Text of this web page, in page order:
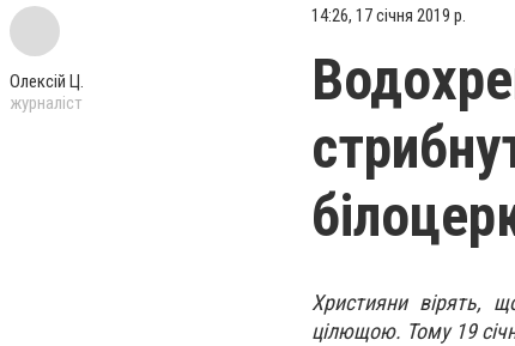
Олексій Ц.
журналіст
14:26, 17 січня 2019 р.
Християни вірять,
цілющою. Тому 19